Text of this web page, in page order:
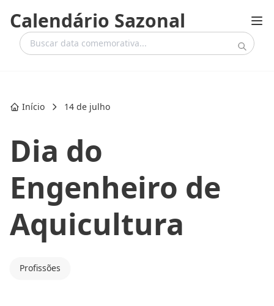
Calendário Sazonal
Início 14 de julho
Dia do
Engenheiro de
Aquicultura
Profissões